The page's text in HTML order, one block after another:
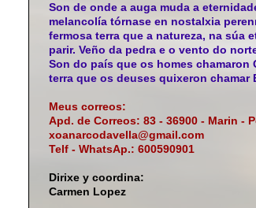
Son de onde a auga muda a
melancolía tórnase en nostalxia
fermosa terra que a natureza, na súa
parir. Veño da pedra e o vento do
Son do país que os homes chamaron
terra que os deuses quixeron chamar
Meus correos:
Apd. de Correos: 83 - 36900 - Marin -
xoanarcodavella@gmail.com
Telf - WhatsAp.: 600590901
Dirixe y coordina:
Carmen Lopez